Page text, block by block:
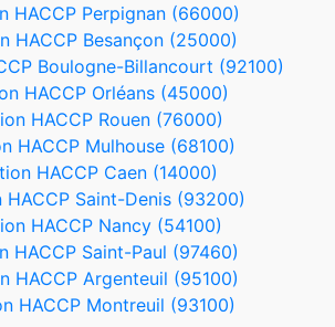
HACCP Perpignan (66000)
HACCP Besançon (25000)
Boulogne-Billancourt (92100)
HACCP Orléans (45000)
HACCP Rouen (76000)
HACCP Mulhouse (68100)
HACCP Caen (14000)
HACCP Saint-Denis (93200)
HACCP Nancy (54100)
HACCP Saint-Paul (97460)
HACCP Argenteuil (95100)
HACCP Montreuil (93100)